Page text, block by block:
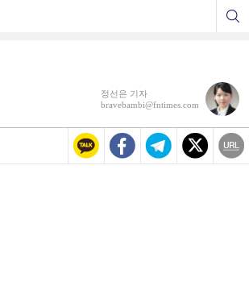
정선은 기자
bravebambi@fntimes.com